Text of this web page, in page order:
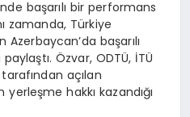
başarılı bir performans
zamanda, Türkiye
başarılı
Özvar, ODTÜ, İTÜ
açılan
hakkı kazandığı